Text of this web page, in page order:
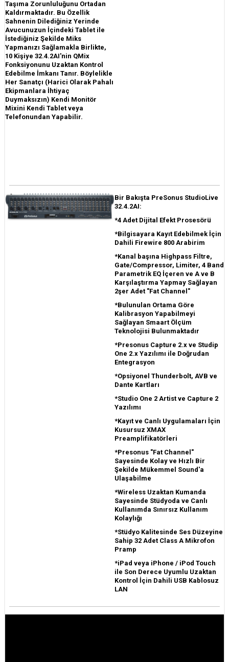
Taşıma Zorunluluğunu Ortadan
Kaldırmaktadır. Bu Özellik
Sahnenin Dilediğiniz Yerinde
Avucunuzun İçindeki Tablet ile
İstediğiniz Şekilde Miks
Yapmanızı Sağlamakla Birlikte,
10 Kişiye 32.4.2AI'nin QMix
Fonksiyonunu Uzaktan Kontrol
Edebilme İmkanı Tanır. Böylelikle
Her Sanatçı (Harici Olarak Pahalı
Ekipmanlara İhtiyaç
Duymaksızın) Kendi Monitör
Mixini Kendi Tablet veya
Telefonundan Yapabilir.
Bir Bakışta PreSonus StudioLive
32.4.2AI:
*4 Adet Dijital Efekt Prosesörü
*Bilgisayara Kayıt Edebilmek İçin
Dahili Firewire 800 Arabirim
*Kanal başına Highpass Filtre,
Gate/Compressor, Limiter, 4 Band
Parametrik EQ İçeren ve A ve B
Karşılaştırma Yapmay Sağlayan
2şer Adet "Fat Channel"
*Bulunulan Ortama Göre
Kalibrasyon Yapabilmeyi
Sağlayan Smaart Ölçüm
Teknolojisi Bulunmaktadır
*Presonus Capture 2.x ve Studip
One 2.x Yazılımı ile Doğrudan
Entegrasyon
*Opsiyonel Thunderbolt, AVB ve
Dante Kartları
*Studio One 2 Artist ve Capture 2
Yazılımı
*Kayıt ve Canlı Uygulamaları İçin
Kusursuz XMAX
Preamplifikatörleri
*Presonus "Fat Channel"
Sayesinde Kolay ve Hızlı Bir
Şekilde Mükemmel Sound'a
Ulaşabilme
*Wireless Uzaktan Kumanda
Sayesinde Stüdyoda ve Canlı
Kullanımda Sınırsız Kullanım
Kolaylığı
*Stüdyo Kalitesinde Ses Düzeyine
Sahip 32 Adet Class A Mikrofon
Pramp
*iPad veya iPhone / iPod Touch
ile Son Derece Uyumlu Uzaktan
Kontrol İçin Dahili USB Kablosuz
LAN